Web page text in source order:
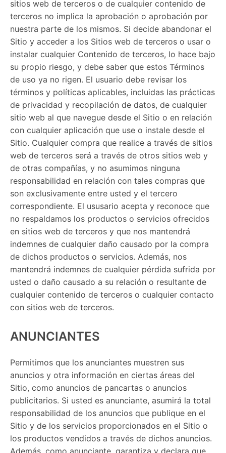
sitios web de terceros o de cualquier contenido de
terceros no implica la aprobación o aprobación por
nuestra parte de los mismos. Si decide abandonar el
Sitio y acceder a los Sitios web de terceros o usar o
instalar cualquier Contenido de terceros, lo hace bajo
su propio riesgo, y debe saber que estos Términos
de uso ya no rigen. El usuario debe revisar los
términos y políticas aplicables, incluidas las prácticas
de privacidad y recopilación de datos, de cualquier
sitio web al que navegue desde el Sitio o en relación
con cualquier aplicación que use o instale desde el
Sitio. Cualquier compra que realice a través de sitios
web de terceros será a través de otros sitios web y
de otras compañías, y no asumimos ninguna
responsabilidad en relación con tales compras que
son exclusivamente entre usted y el tercero
correspondiente. El ususario acepta y reconoce que
no respaldamos los productos o servicios ofrecidos
en sitios web de terceros y que nos mantendrá
indemnes de cualquier daño causado por la compra
de dichos productos o servicios. Además, nos
mantendrá indemnes de cualquier pérdida sufrida por
usted o daño causado a su relación o resultante de
cualquier contenido de terceros o cualquier contacto
con sitios web de terceros.
ANUNCIANTES
Permitimos que los anunciantes muestren sus
anuncios y otra información en ciertas áreas del
Sitio, como anuncios de pancartas o anuncios
publicitarios. Si usted es anunciante, asumirá la total
responsabilidad de los anuncios que publique en el
Sitio y de los servicios proporcionados en el Sitio o
los productos vendidos a través de dichos anuncios.
Además, como anunciante, garantiza y declara que